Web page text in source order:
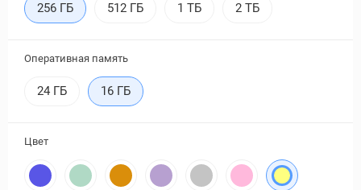
256 ГБ 512 ГБ 1 ТБ 2 ТБ
Оперативная память
24 ГБ 16 ГБ
Цвет